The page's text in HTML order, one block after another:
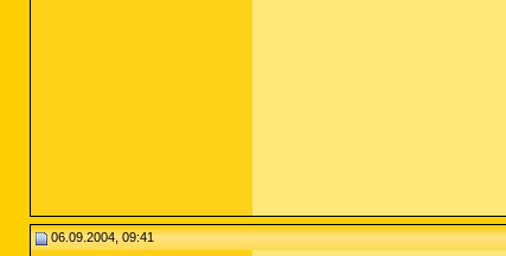
06.09.2004, 09:41